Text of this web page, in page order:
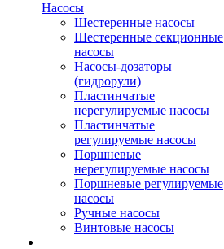
Насосы
Шестеренные насосы
Шестеренные секционные
насосы
Насосы-дозаторы
(гидрорули)
Пластинчатые
нерегулируемые насосы
Пластинчатые
регулируемые насосы
Поршневые
нерегулируемые насосы
Поршневые регулируемые
насосы
Ручные насосы
Винтовые насосы